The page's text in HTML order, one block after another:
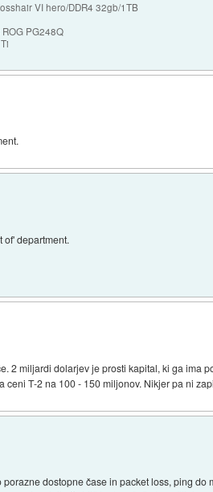
VI hero/DDR4 32gb/1TB
PG248Q
of' department.
2 miljardi dolarjev je prosti kapital, ki ga ima
T-2 na 100 - 150 miljonov. Nikjer pa ni
dostopne čase in packet loss, ping